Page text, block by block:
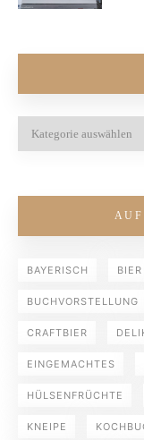
BAYERISCH BIER
BUCHVORSTELLUNG
CRAFTBIER
EINGEMACHTES
HÜLSENFRÜCHTE
KNEIPE